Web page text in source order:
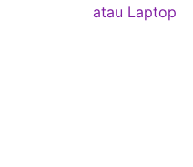
atau Laptop